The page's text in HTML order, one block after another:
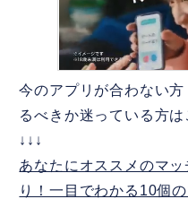
今のアプリが合わない
るべきか迷っている方は
↓↓↓
あなたにオススメのマ
り！一目でわかる10個